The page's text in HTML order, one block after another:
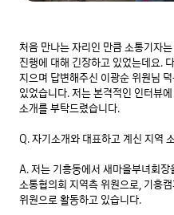
처음 만나는 자리인 만큼 소통기자
진행에 대해 긴장하고 있었는데요.
지으며 답변해주신 이광순 위원님
있었습니다. 저는 본격적인 인터뷰
소개를 부탁드렸습니다.
Q. 자기소개와 대표하고 계신 지역
A. 저는 기흥동에서 새마을부녀회
소통협의회 지역측 위원으로, 기흥
위원으로 활동하고 있습니다.